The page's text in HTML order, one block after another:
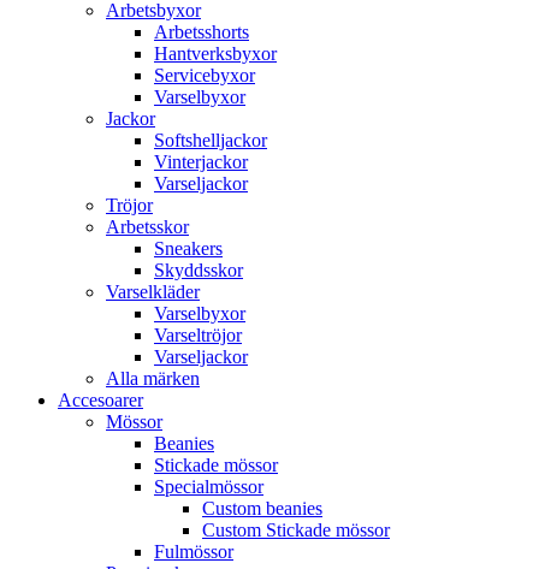
Arbetsbyxor
Arbetsshorts
Hantverksbyxor
Servicebyxor
Varselbyxor
Jackor
Softshelljackor
Vinterjackor
Varseljackor
Tröjor
Arbetsskor
Sneakers
Skyddsskor
Varselkläder
Varselbyxor
Varseltröjor
Varseljackor
Alla märken
Accesoarer
Mössor
Beanies
Stickade mössor
Specialmössor
Custom beanies
Custom Stickade mössor
Fulmössor